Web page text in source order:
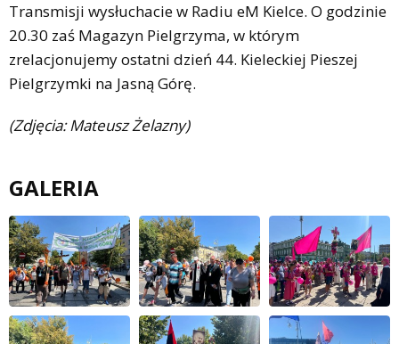
Transmisji wysłuchacie w Radiu eM Kielce. O godzinie
20.30 zaś Magazyn Pielgrzyma, w którym
zrelacjonujemy ostatni dzień 44. Kieleckiej Pieszej
Pielgrzymki na Jasną Górę.
(Zdjęcia: Mateusz Żelazny)
GALERIA